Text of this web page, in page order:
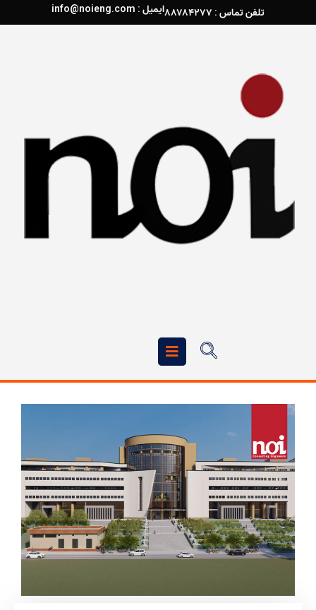
تلفن تماس : ۸۸۷۸۴۲۷۷ ایمیل : info@noieng.com